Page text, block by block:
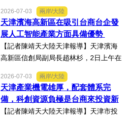
第十七屆津台投資合作洽談會新聞發佈
會上表示，津台投資合作洽談會，從200
8年至今已成功舉辦16屆，津台會已成為
兩岸重要的經貿交流合...
2026-07-03 兩岸/大陸
天津濱海高新區在吸引台商台企發
展人工智能產業方面具備優勢
【記者陳靖天大陸天津報導】天津濱海
高新區信創局副局長趙林杉，2日上午在
第十七屆津台投資合作洽談會新聞發佈
會上，針對吸引臺商臺企來津發展人工
智能產業方面具備優勢表示，高新區作
為國家自主創新示範區，也...
2026-07-03 兩岸/大陸
天津產業機電雄厚，配套體系完
備，科創資源負極是台商來投資新
業的理想沃土
【記者陳靖天大陸天津報導】天津市投